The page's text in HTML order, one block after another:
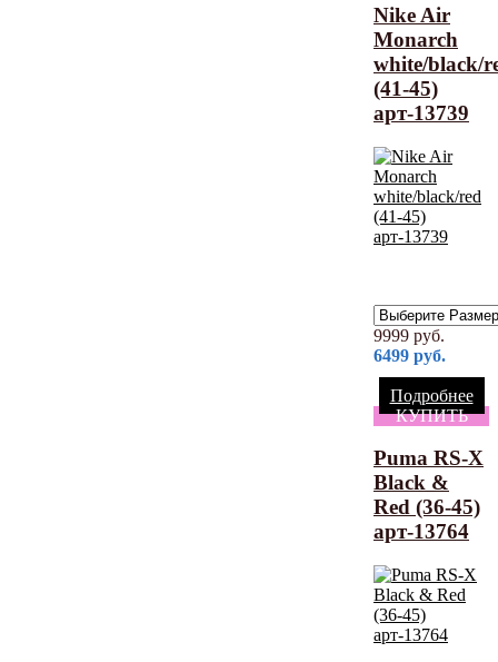
Nike Air
Monarch
white/black/
(41-45)
арт-13739
9999 руб.
6499 руб.
Подробнее
КУПИТЬ
Puma RS-X
Black &
Red (36-45)
арт-13764